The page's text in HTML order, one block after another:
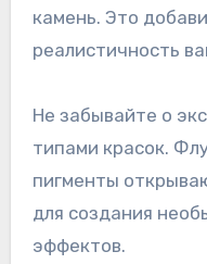
камень. Это
реалистичность
Не забывайте о
типами красок.
пигменты
для создания
эффектов.